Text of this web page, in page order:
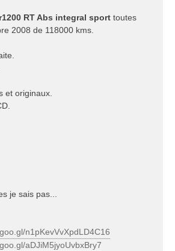
RT Abs integral sport toutes
2008 de 118000 kms.
et originaux.
je sais pas...
n1pKevVvXpdLD4C16
aDJiM5jyoUvbxBry7